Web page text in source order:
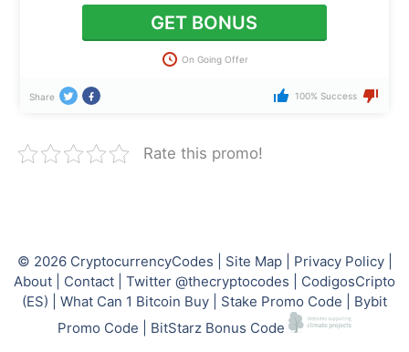
GET BONUS
On Going Offer
Share 100% Success
Rate this promo!
© 2026 CryptocurrencyCodes Site Map| Privacy Policy|
About
Contact Twitter @thecryptocodes
CodigosCripto
(ES)
What Can 1 Bitcoin Buy Stake Promo Code
Bybit
Promo Code
BitStarz Bonus Code